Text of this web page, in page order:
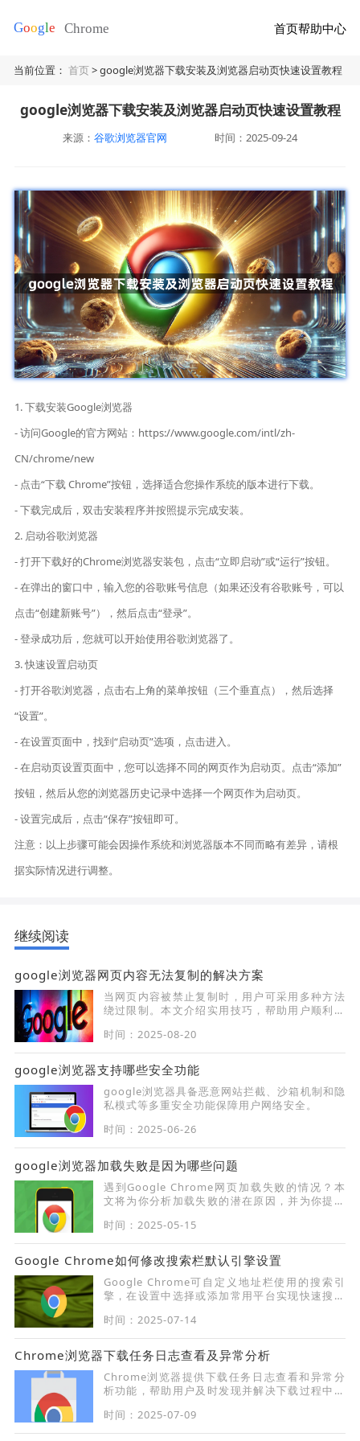
首页帮助中心
当前位置：首页> google浏览器下载安装及浏览器启动页快速设置教程
google浏览器下载安装及浏览器启动页快速设置教程
来源： 谷歌浏览器官网 时间：2025-09-24
1. 下载安装Google浏览器
- 访问Google的官方网站：https://www.google.com/intl/zh-
CN/chrome/new
- 点击“下载 Chrome”按钮，选择适合您操作系统的版本进行下载。
- 下载完成后，双击安装程序并按照提示完成安装。
2. 启动谷歌浏览器
- 打开下载好的Chrome浏览器安装包，点击“立即启动”或“运行”按钮。
- 在弹出的窗口中，输入您的谷歌账号信息（如果还没有谷歌账号，可以
点击“创建新账号”），然后点击“登录”。
- 登录成功后，您就可以开始使用谷歌浏览器了。
3. 快速设置启动页
- 打开谷歌浏览器，点击右上角的菜单按钮（三个垂直点），然后选择
“设置”。
- 在设置页面中，找到“启动页”选项，点击进入。
- 在启动页设置页面中，您可以选择不同的网页作为启动页。点击“添加”
按钮，然后从您的浏览器历史记录中选择一个网页作为启动页。
- 设置完成后，点击“保存”按钮即可。
注意：以上步骤可能会因操作系统和浏览器版本不同而略有差异，请根
据实际情况进行调整。
继续阅读
google浏览器网页内容无法复制的解决方案
当网页内容被禁止复制时，用户可采用多种方法
绕过限制。本文介绍实用技巧，帮助用户顺利复
时间：2025-08-20
google浏览器支持哪些安全功能
google浏览器具备恶意网站拦截、沙箱机制和隐
私模式等多重安全功能保障用户网络安全。
时间：2025-06-26
google浏览器加载失败是因为哪些问题
遇到Google Chrome网页加载失败的情况？本
文将为你分析加载失败的潜在原因，并为你提供
时间：2025-05-15
Google Chrome如何修改搜索栏默认引擎设置
Google Chrome可自定义地址栏使用的搜索引
擎，在设置中选择或添加常用平台实现快速搜索
时间：2025-07-14
Chrome浏览器下载任务日志查看及异常分析
Chrome浏览器提供下载任务日志查看和异常分
析功能，帮助用户及时发现并解决下载过程中的
时间：2025-07-09